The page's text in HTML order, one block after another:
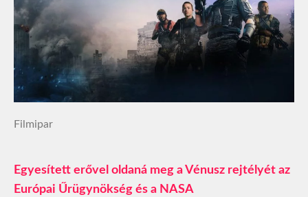
Filmipar
Egyesített erővel oldaná meg a Vénusz rejtélyét az
Európai Űrügynökség és a NASA